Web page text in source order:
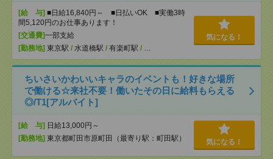
[給 与] ■日給16,840円～ ■日払いOK ■実働3時
間5,120円のお仕事あります！
[交通費]一部支給
[勤務地] 東京駅 / 水道橋駅 / 有楽町駅 / …
気になる！
ちいさいかわいいキャラのイベントも！好きな場所
で働ける☆来社不要！働いたその日に給料もらえる
◎/T1[アルバイト]
[給 与] 日給13,000円～
[勤務地] 東京都町田市原町田（最寄り駅：町田駅） 気になる！